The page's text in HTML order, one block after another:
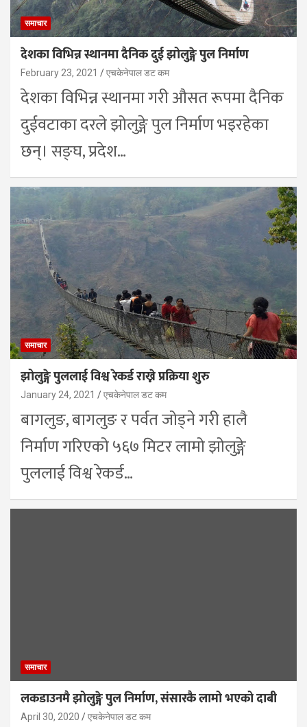
समाचार
देशका विभिन्न स्थानमा दैनिक दुई झोलुङ्गे पुल निर्माण
February 23, 2021 एचकेनेपाल डट कम
देशका विभिन्न स्थानमा गरी औसत रूपमा दैनिक
दुईवटाका दरले झोलुङ्गे पुल निर्माण भइरहेका
छन्। सङ्घ, प्रदेश…
समाचार
झोलुङ्गे पुललाई विश्व रेकर्ड राख्ने प्रक्रिया शुरु
January 24, 2021 एचकेनेपाल डट कम
बागलुङ, बागलुङ र पर्वत जोड्ने गरी हालै
निर्माण गरिएको ५६७ मिटर लामो झोलुङ्गे
पुललाई विश्व रेकर्ड…
समाचार
लकडाउनमै झोलुङ्गे पुल निर्माण, संसारकै लामो भएको दाबी
April 30, 2020 एचकेनेपाल डट कम